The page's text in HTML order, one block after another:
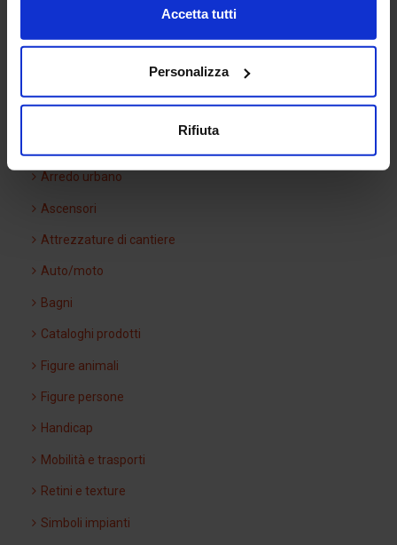
Accetta tutti
Personalizza
Rifiuta
Categorie Blocchi CAD
Arredo urbano
Ascensori
Attrezzature di cantiere
Auto/moto
Bagni
Cataloghi prodotti
Figure animali
Figure persone
Handicap
Mobilità e trasporti
Retini e texture
Simboli impianti